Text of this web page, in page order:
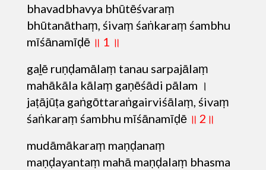
bhavadbhavya bhūtēśvaraṃ
bhūtanāthaṃ, śivaṃ śaṅkaraṃ śambhu
mīśānamīḍē ॥ 1 ॥
gaḻē ruṇḍamālaṃ tanau sarpajālaṃ
mahākāla kālaṃ gaṇēśādi pālam ।
jaṭājūṭa gaṅgōttaraṅgairviśālaṃ, śivaṃ
śaṅkaraṃ śambhu mīśānamīḍē ॥ 2॥
mudāmākaraṃ maṇḍanaṃ
maṇḍayantaṃ mahā maṇḍalaṃ bhasma